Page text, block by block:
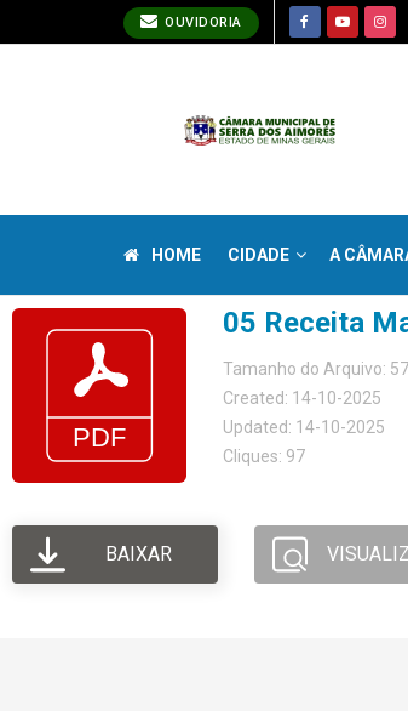
OUVIDORIA
HOME CIDADE A
05 Receita
Tamanho do Arquivo:
Created: 14-10-2025
Updated: 14-10-2025
Cliques: 97
BAIXAR